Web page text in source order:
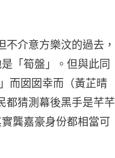
介意方樂汶的過去，
「筍盤」。但與此同
而囡囡幸而（黃芷晴
都猜測幕後黑手是芊芊
龔嘉豪身份都相當可